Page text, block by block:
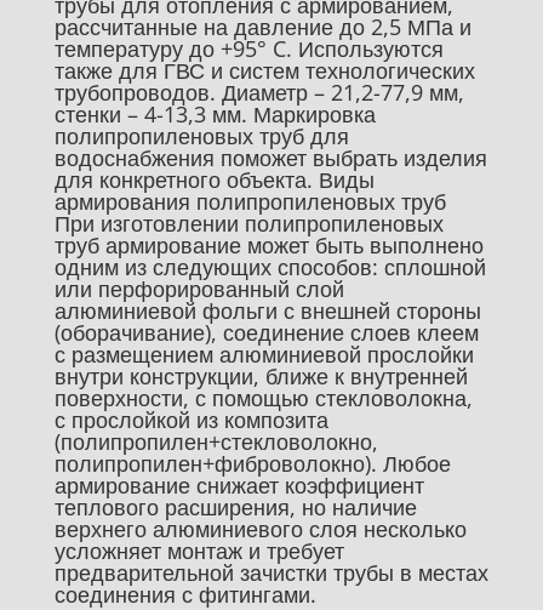
рассчитанные на давление до 2,5 МПа и
температуру до +95° C. Используются
также для ГВС и систем технологических
трубопроводов. Диаметр – 21,2-77,9 мм,
стенки – 4-13,3 мм. Маркировка
полипропиленовых труб для
водоснабжения поможет выбрать изделия
для конкретного объекта. Виды
армирования полипропиленовых труб
При изготовлении полипропиленовых
труб армирование может быть выполнено
одним из следующих способов: сплошной
или перфорированный слой
алюминиевой фольги с внешней стороны
(оборачивание), соединение слоев клеем
с размещением алюминиевой прослойки
внутри конструкции, ближе к внутренней
поверхности, с помощью стекловолокна,
с прослойкой из композита
(полипропилен+стекловолокно,
полипропилен+фиброволокно). Любое
армирование снижает коэффициент
теплового расширения, но наличие
верхнего алюминиевого слоя несколько
усложняет монтаж и требует
предварительной зачистки трубы в местах
соединения с фитингами.